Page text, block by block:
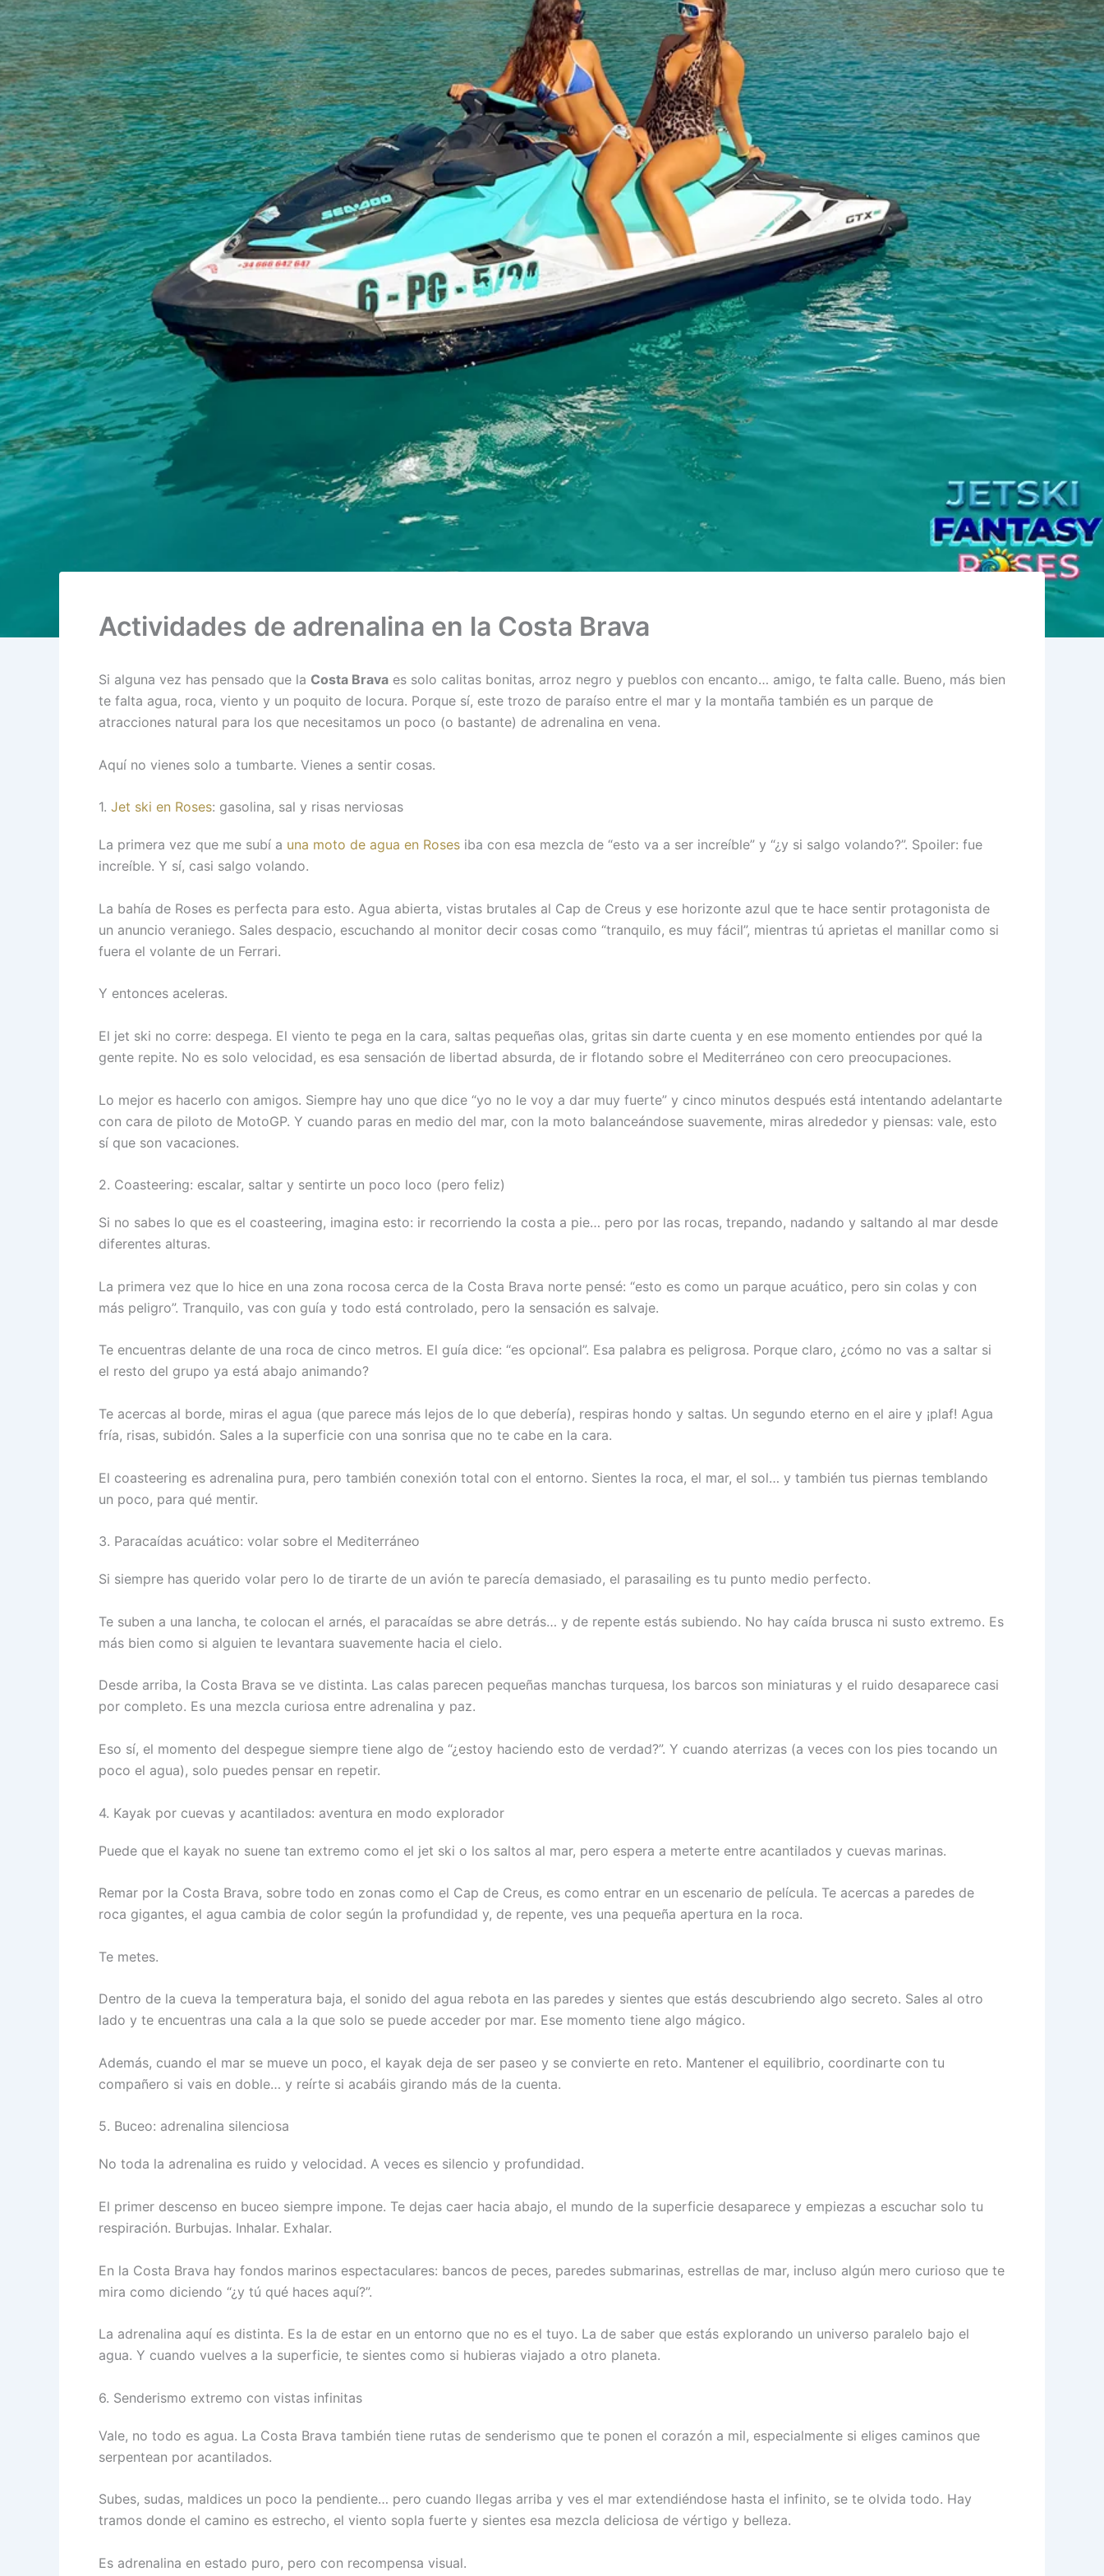
Actividades de adrenalina en la Costa Brava
Si alguna vez has pensado que la Costa Brava es solo calitas bonitas, arroz negro y pueblos con encanto… amigo, te falta calle. Bueno, más bien
te falta agua, roca, viento y un poquito de locura. Porque sí, este trozo de paraíso entre el mar y la montaña también es un parque de
atracciones natural para los que necesitamos un poco (o bastante) de adrenalina en vena.
Aquí no vienes solo a tumbarte. Vienes a sentir cosas.
1. Jet ski en Roses: gasolina, sal y risas nerviosas
La primera vez que me subí a una moto de agua en Roses iba con esa mezcla de “esto va a ser increíble” y “¿y si salgo volando?”. Spoiler: fue
increíble. Y sí, casi salgo volando.
La bahía de Roses es perfecta para esto. Agua abierta, vistas brutales al Cap de Creus y ese horizonte azul que te hace sentir protagonista de
un anuncio veraniego. Sales despacio, escuchando al monitor decir cosas como “tranquilo, es muy fácil”, mientras tú aprietas el manillar como si
fuera el volante de un Ferrari.
Y entonces aceleras.
El jet ski no corre: despega. El viento te pega en la cara, saltas pequeñas olas, gritas sin darte cuenta y en ese momento entiendes por qué la
gente repite. No es solo velocidad, es esa sensación de libertad absurda, de ir flotando sobre el Mediterráneo con cero preocupaciones.
Lo mejor es hacerlo con amigos. Siempre hay uno que dice “yo no le voy a dar muy fuerte” y cinco minutos después está intentando adelantarte
con cara de piloto de MotoGP. Y cuando paras en medio del mar, con la moto balanceándose suavemente, miras alrededor y piensas: vale, esto
sí que son vacaciones.
2. Coasteering: escalar, saltar y sentirte un poco loco (pero feliz)
Si no sabes lo que es el coasteering, imagina esto: ir recorriendo la costa a pie… pero por las rocas, trepando, nadando y saltando al mar desde
diferentes alturas.
La primera vez que lo hice en una zona rocosa cerca de la Costa Brava norte pensé: “esto es como un parque acuático, pero sin colas y con
más peligro”. Tranquilo, vas con guía y todo está controlado, pero la sensación es salvaje.
Te encuentras delante de una roca de cinco metros. El guía dice: “es opcional”. Esa palabra es peligrosa. Porque claro, ¿cómo no vas a saltar si
el resto del grupo ya está abajo animando?
Te acercas al borde, miras el agua (que parece más lejos de lo que debería), respiras hondo y saltas. Un segundo eterno en el aire y ¡plaf! Agua
fría, risas, subidón. Sales a la superficie con una sonrisa que no te cabe en la cara.
El coasteering es adrenalina pura, pero también conexión total con el entorno. Sientes la roca, el mar, el sol… y también tus piernas temblando
un poco, para qué mentir.
3. Paracaídas acuático: volar sobre el Mediterráneo
Si siempre has querido volar pero lo de tirarte de un avión te parecía demasiado, el parasailing es tu punto medio perfecto.
Te suben a una lancha, te colocan el arnés, el paracaídas se abre detrás… y de repente estás subiendo. No hay caída brusca ni susto extremo. Es
más bien como si alguien te levantara suavemente hacia el cielo.
Desde arriba, la Costa Brava se ve distinta. Las calas parecen pequeñas manchas turquesa, los barcos son miniaturas y el ruido desaparece casi
por completo. Es una mezcla curiosa entre adrenalina y paz.
Eso sí, el momento del despegue siempre tiene algo de “¿estoy haciendo esto de verdad?”. Y cuando aterrizas (a veces con los pies tocando un
poco el agua), solo puedes pensar en repetir.
4. Kayak por cuevas y acantilados: aventura en modo explorador
Puede que el kayak no suene tan extremo como el jet ski o los saltos al mar, pero espera a meterte entre acantilados y cuevas marinas.
Remar por la Costa Brava, sobre todo en zonas como el Cap de Creus, es como entrar en un escenario de película. Te acercas a paredes de
roca gigantes, el agua cambia de color según la profundidad y, de repente, ves una pequeña apertura en la roca.
Te metes.
Dentro de la cueva la temperatura baja, el sonido del agua rebota en las paredes y sientes que estás descubriendo algo secreto. Sales al otro
lado y te encuentras una cala a la que solo se puede acceder por mar. Ese momento tiene algo mágico.
Además, cuando el mar se mueve un poco, el kayak deja de ser paseo y se convierte en reto. Mantener el equilibrio, coordinarte con tu
compañero si vais en doble… y reírte si acabáis girando más de la cuenta.
5. Buceo: adrenalina silenciosa
No toda la adrenalina es ruido y velocidad. A veces es silencio y profundidad.
El primer descenso en buceo siempre impone. Te dejas caer hacia abajo, el mundo de la superficie desaparece y empiezas a escuchar solo tu
respiración. Burbujas. Inhalar. Exhalar.
En la Costa Brava hay fondos marinos espectaculares: bancos de peces, paredes submarinas, estrellas de mar, incluso algún mero curioso que te
mira como diciendo “¿y tú qué haces aquí?”.
La adrenalina aquí es distinta. Es la de estar en un entorno que no es el tuyo. La de saber que estás explorando un universo paralelo bajo el
agua. Y cuando vuelves a la superficie, te sientes como si hubieras viajado a otro planeta.
6. Senderismo extremo con vistas infinitas
Vale, no todo es agua. La Costa Brava también tiene rutas de senderismo que te ponen el corazón a mil, especialmente si eliges caminos que
serpentean por acantilados.
Subes, sudas, maldices un poco la pendiente… pero cuando llegas arriba y ves el mar extendiéndose hasta el infinito, se te olvida todo. Hay
tramos donde el camino es estrecho, el viento sopla fuerte y sientes esa mezcla deliciosa de vértigo y belleza.
Es adrenalina en estado puro, pero con recompensa visual.